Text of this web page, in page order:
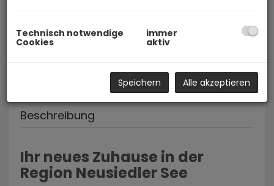
Rendering 1
Beschreibung
Ihr neues Zuhause in der
Region Neusiedler See
Technisch notwendige
Cookies
immer
aktiv
Speichern Alle akzeptieren